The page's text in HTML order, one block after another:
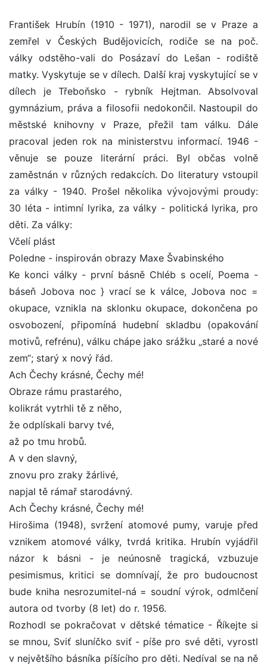
František Hrubín (1910 - 1971), narodil se v Praze a
zemřel v Českých Budějovicích, rodiče se na poč.
války odstěho-vali do Posázaví do Lešan - rodiště
matky. Vyskytuje se v dílech. Další kraj vyskytující se v
dílech je Třeboňsko - rybník Hejtman. Absolvoval
gymnázium, práva a filosofii nedokončil. Nastoupil do
městské knihovny v Praze, přežil tam válku. Dále
pracoval jeden rok na ministerstvu informací. 1946 -
věnuje se pouze literární práci. Byl občas volně
zaměstnán v různých redakcích. Do literatury vstoupil
za války - 1940. Prošel několika vývojovými proudy:
30 léta - intimní lyrika, za války - politická lyrika, pro
děti. Za války:
Včelí plást
Poledne - inspirován obrazy Maxe Švabinského
Ke konci války - první básně Chléb s ocelí, Poema -
báseň Jobova noc } vrací se k válce, Jobova noc =
okupace, vznikla na sklonku okupace, dokončena po
osvobození, připomíná hudební skladbu (opakování
motivů, refrénu), válku chápe jako srážku „staré a nové
zem“; starý x nový řád.
Ach Čechy krásné, Čechy mé!
Obraze rámu prastarého,
kolikrát vytrhli tě z něho,
že odplískali barvy tvé,
až po tmu hrobů.
A v den slavný,
znovu pro zraky žárlivé,
napjal tě rámař starodávný.
Ach Čechy krásné, Čechy mé!
Hirošima (1948), svržení atomové pumy, varuje před
vznikem atomové války, tvrdá kritika. Hrubín vyjádřil
názor k básni - je neúnosně tragická, vzbuzuje
pesimismus, kritici se domnívají, že pro budoucnost
bude kniha nesrozumitel-ná = soudní výrok, odmlčení
autora od tvorby (8 let) do r. 1956.
Rozhodl se pokračovat v dětské tématice - Říkejte si
se mnou, Sviť sluníčko sviť - píše pro své děti, vyrostl
v největšího básníka píšícího pro děti. Nedíval se na ně